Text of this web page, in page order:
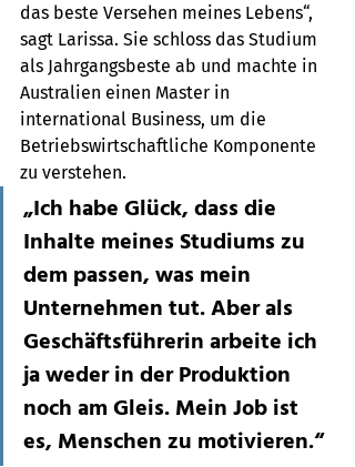
das beste Versehen meines Lebens“,
sagt Larissa. Sie schloss das Studium
als Jahrgangsbeste ab und machte in
Australien einen Master in
international Business, um die
Betriebswirtschaftliche Komponente
zu verstehen.
„Ich habe Glück, dass die
Inhalte meines Studiums zu
dem passen, was mein
Unternehmen tut. Aber als
Geschäftsführerin arbeite ich
ja weder in der Produktion
noch am Gleis. Mein Job ist
es, Menschen zu motivieren.“